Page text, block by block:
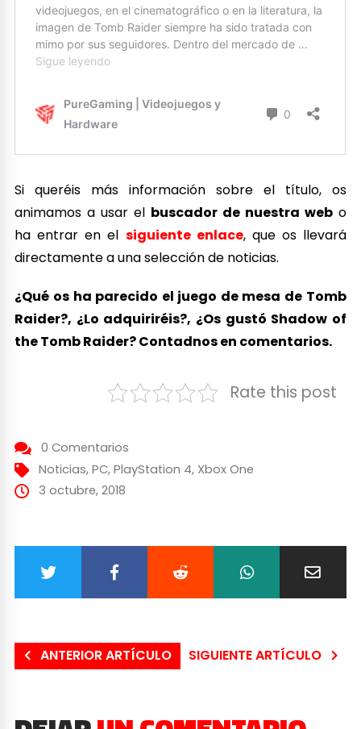
Si queréis más información sobre el título, os
animamos a usar el buscador de nuestra webo
ha entrar en el siguiente enlace, que os llevará
directamente a una selección de noticias.
¿Qué os ha parecido el juego de mesa de Tomb
Raider?, ¿Lo adquiriréis?, ¿Os gustó Shadow of
the Tomb Raider? Contadnos en comentarios.
Rate this post
0 Comentarios
Noticias, PC, PlayStation 4, Xbox One
3 octubre, 2018
ANTERIOR ARTÍCULO SIGUIENTE ARTÍCULO